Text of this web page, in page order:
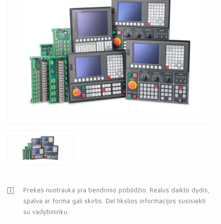
Prekės nuotrauka yra bendrinio pobūdžio. Realus daikto dydis,
spalva ar forma gali skirtis. Dėl tikslios informacijos susisiekti
su vadybininku.